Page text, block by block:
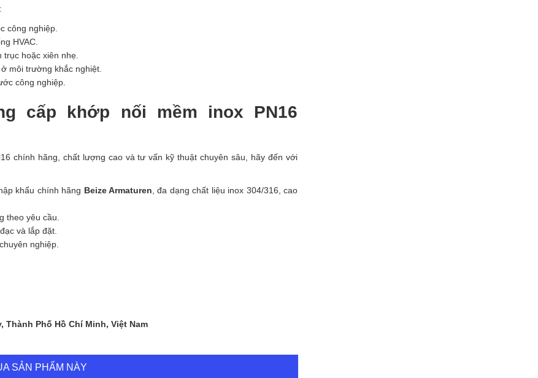
công nghiệp.
HVAC.
hoặc xiên nhẹ.
môi trường khắc nghiệt.
công nghiệp.
cấp khớp nối mềm inox PN16
chính hãng, chất lượng cao và tư vấn kỹ thuật chuyên sâu, hãy đến với
khẩu chính hãng Beize Armaturen , đa dạng chất liệu inox 304/316, cao
theo yêu cầu.
và lắp đặt.
nghiệp.
Thành Phố Hồ Chí Minh, Việt Nam
SẢN PHẨM NÀY